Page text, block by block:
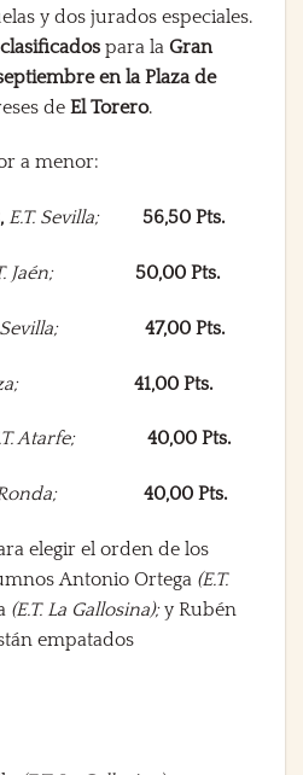
y dos jurados especiales.
para la Gran
en la Plaza de
de El Torero.
a menor:
E.T. Sevilla; 56,50 Pts.
Jaén; 50,00 Pts.
Sevilla; 47,00 Pts.
41,00 Pts.
Atarfe; 40,00 Pts.
40,00 Pts.
elegir el orden de los
Antonio Ortega (E.T.
(E.T. La Gallosina);y Rubén
empatados